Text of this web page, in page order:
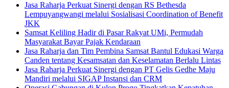
Jasa Raharja Perkuat Sinergi dengan RS Bethesda
Lempuyangwangi melalui Sosialisasi Coordination of Benefit
JKK
Samsat Keliling Hadir di Pasar Rakyat UMi, Permudah
Masyarakat Bayar Pajak Kendaraan
Jasa Raharja dan Tim Pembina Samsat Bantul Edukasi Warga
Canden tentang Kesamsatan dan Keselamatan Berlalu Lintas
Jasa Raharja Perkuat Sinergi dengan PT Gelis Gedhe Maju
Mandiri melalui SIGAP Instansi dan CRM